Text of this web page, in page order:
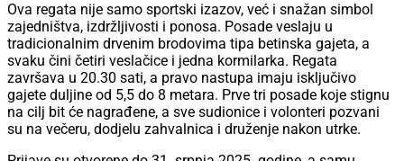
Ova regata nije samo sportski izazov, već i snažan simbol
zajedništva, izdržljivosti i ponosa. Posade veslaju u
tradicionalnim drvenim brodovima tipa betinska gajeta, a
svaku čini četiri veslačice i jedna kormilarka. Regata
završava u 20.30 sati, a pravo nastupa imaju isključivo
gajete duljine od 5,5 do 8 metara. Prve tri posade koje stignu
na cilj bit će nagrađene, a sve sudionice i volonteri pozvani
su na večeru, dodjelu zahvalnica i druženje nakon utrke.